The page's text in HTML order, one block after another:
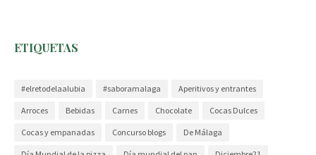
ETIQUETAS
#elretodelaalubia #saboramalaga Aperitivos y entrantes
Arroces Bebidas Carnes Chocolate Cocas Dulces
Cocas y empanadas Concurso blogs De Málaga